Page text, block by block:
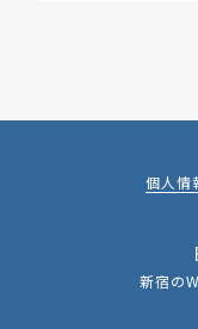
個人情
新宿の